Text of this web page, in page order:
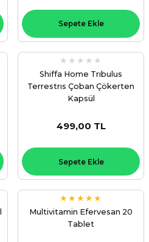
Sepete Ekle
Shiffa Home Trıbulus
Terrestrıs Çoban Çökerten
Kapsül
499,00 TL
Sepete Ekle
Multivitamin Efervesan 20
Tablet